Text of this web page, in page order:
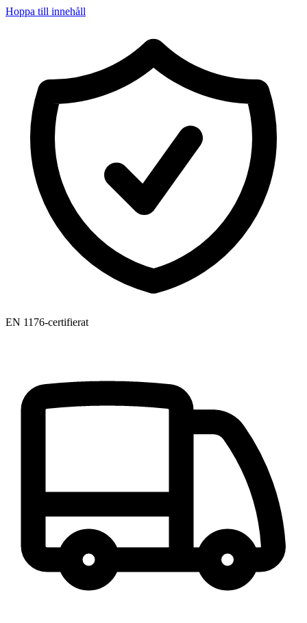
Hoppa till innehåll
EN 1176-certifierat